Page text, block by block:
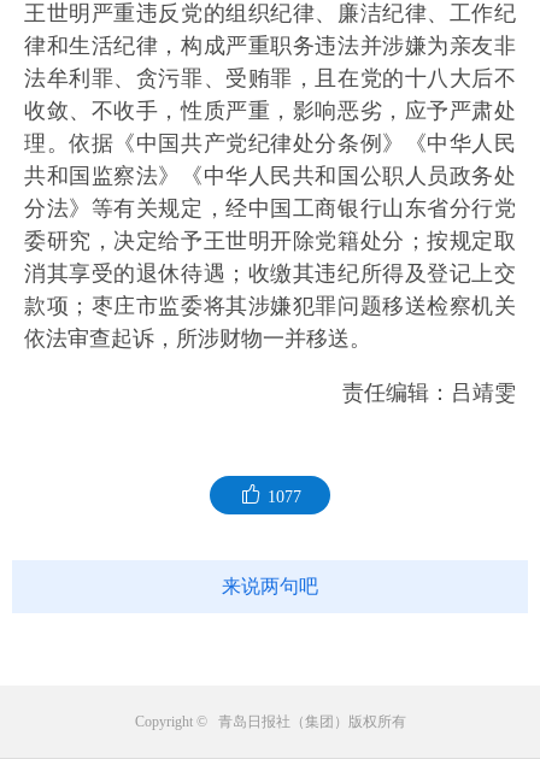
王世明严重违反党的组织纪律、廉洁纪律、工作纪
律和生活纪律，构成严重职务违法并涉嫌为亲友非
法牟利罪、贪污罪、受贿罪，且在党的十八大后不
收敛、不收手，性质严重，影响恶劣，应予严肃处
理。依据《中国共产党纪律处分条例》《中华人民
共和国监察法》《中华人民共和国公职人员政务处
分法》等有关规定，经中国工商银行山东省分行党
委研究，决定给予王世明开除党籍处分；按规定取
消其享受的退休待遇；收缴其违纪所得及登记上交
款项；枣庄市监委将其涉嫌犯罪问题移送检察机关
依法审查起诉，所涉财物一并移送。
责任编辑：吕靖雯
1077
来说两句吧
Copyright © 青岛日报社（集团）版权所有